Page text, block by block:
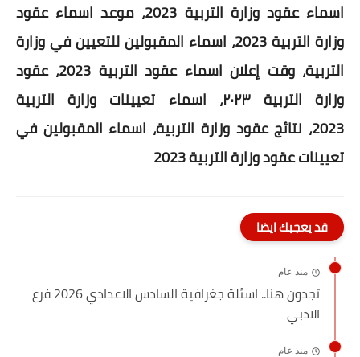
اسماء عقود وزارة التربية 2023، موعد اسماء عقود
وزارة التربية 2023، اسماء المقبولين للتعيين في وزارة
التربية، وقت إعلان اسماء عقود التربية 2023، عقود
وزارة التربية ٢٠٢٣، اسماء تعيينات وزارة التربية
2023، نتائج عقود وزارة التربية، اسماء المقبولين في
تعيينات عقود وزارة التربية 2023
قد يعجبك ايضا
منذ عام
تجدون هنا.. اسئلة جغرافية السادس الاعدادي 2026 فرع
الادبي
منذ عام